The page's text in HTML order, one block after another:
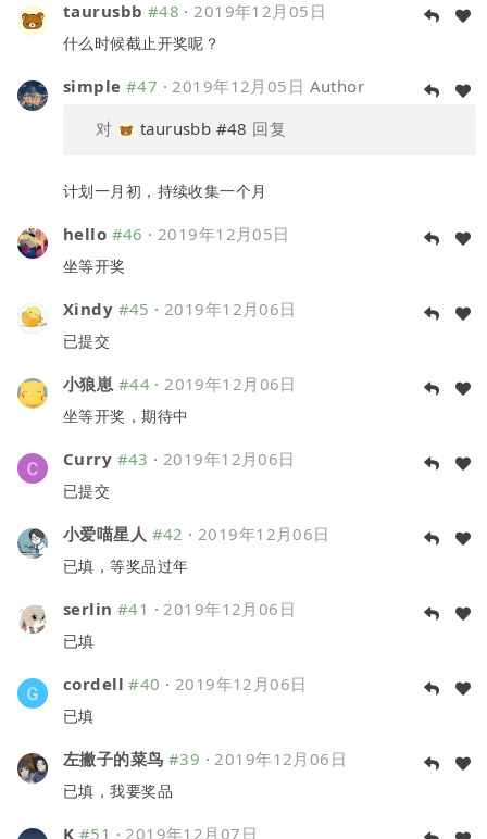
taurusbb #48 · 2019年12月05日
什么时候截止开奖呢？
simple #47 · 2019年12月05日 Author
对
taurusbb #48 回复
计划一月初，持续收集一个月
hello #46 · 2019年12月05日
坐等开奖
Xindy #45 · 2019年12月06日
已提交
小狼崽 #44· 2019年12月06日
坐等开奖，期待中
Curry #43 · 2019年12月06日
已提交
小爱喵星人 #42 · 2019年12月06日
已填，等奖品过年
serlin #41 · 2019年12月06日
已填
cordell #40 · 2019年12月06日
已填
左撇子的菜鸟 #39 · 2019年12月06日
已填，我要奖品
K #51 · 2019年12月07日